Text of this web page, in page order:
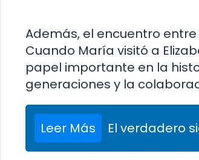
Además, el encuentro
Cuando María visitó a
papel importante en la
generaciones y la
Leer Más El verdadero